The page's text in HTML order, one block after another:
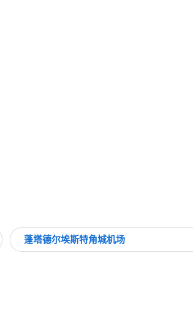
蓬塔德尔埃斯特角城机场